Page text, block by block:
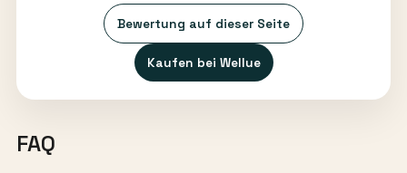
Bewertung auf dieser Seite
Kaufen bei Wellue
FAQ